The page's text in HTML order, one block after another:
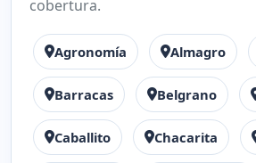
cobertura.
Agronomía Almagro
Barracas Belgrano
Caballito Chacarita